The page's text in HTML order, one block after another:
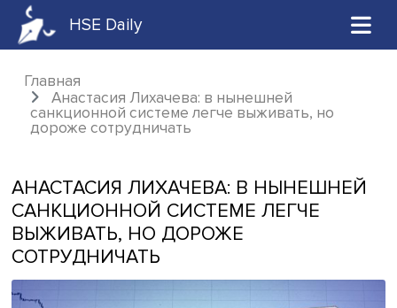
HSE Daily
Главная
Анастасия Лихачева: в нынешней
санкционной системе легче выживать, но
АНАСТАСИЯ ЛИХАЧЕВА: В
САНКЦИОННОЙ СИСТЕМЕ ЛЕГЧЕ
ВЫЖИВАТЬ, НО ДОРОЖЕ
СОТРУДНИЧАТЬ